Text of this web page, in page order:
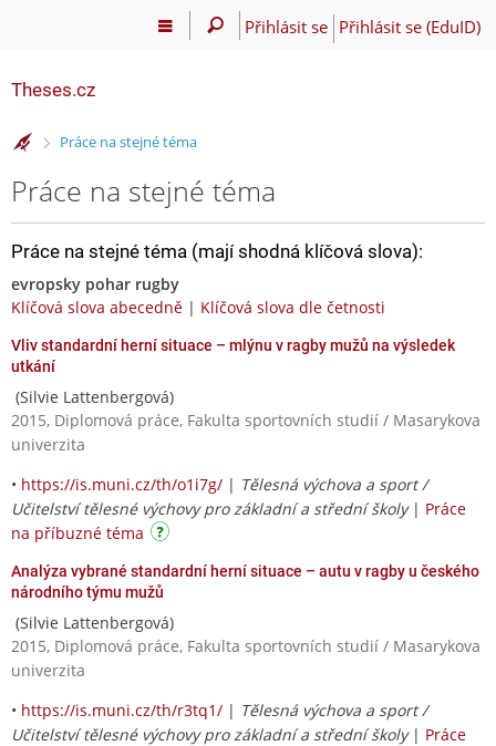
Přihlásit se Přihlásit se (EduID)
Theses.cz
>Práce na stejné téma
Práce na stejné téma
Práce na stejné téma (mají shodná klíčová slova):
evropsky pohar rugby
Klíčová slova abecedně | Klíčová slova dle četnosti
Vliv standardní herní situace – mlýnu v ragby mužů na výsledek
utkání
(Silvie Lattenbergová)
2015, Diplomová práce, Fakulta sportovních studií / Masarykova
univerzita
• https://is.muni.cz/th/o1i7g/ | Tělesná výchova a sport /
Učitelství tělesné výchovy pro základní a střední školy| Práce
na příbuzné téma
Analýza vybrané standardní herní situace – autu v ragby u českého
národního týmu mužů
(Silvie Lattenbergová)
2015, Diplomová práce, Fakulta sportovních studií / Masarykova
univerzita
• https://is.muni.cz/th/r3tq1/ | Tělesná výchova a sport /
Učitelství tělesné výchovy pro základní a střední školy| Práce